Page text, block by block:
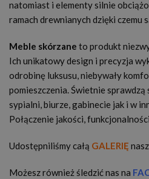
natomiast i elementy silnie
ramach drewnianych dzięki czemu
Meble skórzane to produkt
Ich unikatowy design i precyzja
odrobinę luksusu, niebywały
pomieszczenia. Świetnie
sypialni, biurze, gabinecie jak i w
Połączenie jakości,
Udostępniliśmy całą GALERIĘ
Możesz również śledzić nas na